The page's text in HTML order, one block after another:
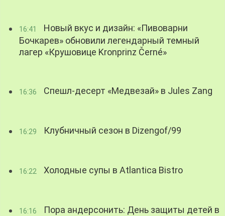
16:41
Новый вкус и дизайн: «Пивоварни
Бочкарев» обновили легендарный темный
лагер «Крушовице Kronprinz Černé»
16:36 Спешл-десерт «Медвезай» в Jules Zang
16:29 Клубничный сезон в Dizengof/99
16:22 Холодные супы в Atlantica Bistro
16:16
Пора андерсонить: День защиты детей в